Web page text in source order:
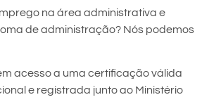
na área administrativa e
de administração? Nós podemos
acesso a uma certificação válida
e registrada junto ao Ministério